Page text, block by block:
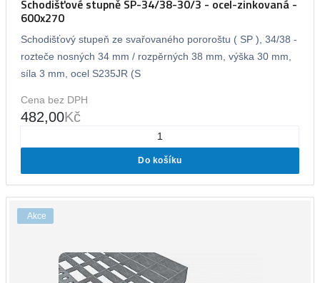
Schodišťové stupně SP-34/38-30/3 - ocel-zinkovaná -
600x270
Schodišťový stupeň ze svařovaného pororoštu ( SP ), 34/38 -
rozteče nosných 34 mm / rozpěrných 38 mm, výška 30 mm,
síla 3 mm, ocel S235JR (S
Cena bez DPH
482,00Kč
Do košíku
Akce